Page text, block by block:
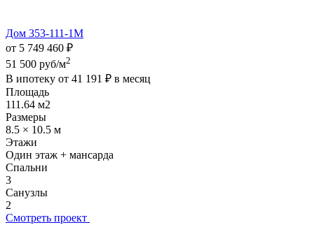
Дом 353-111-1М
от 5 749 460 ₽
51 500 руб/м2
В ипотеку от 41 191 ₽ в месяц
Площадь
111.64 м2
Размеры
8.5 × 10.5 м
Этажи
Один этаж + мансарда
Спальни
3
Санузлы
2
Смотреть проект